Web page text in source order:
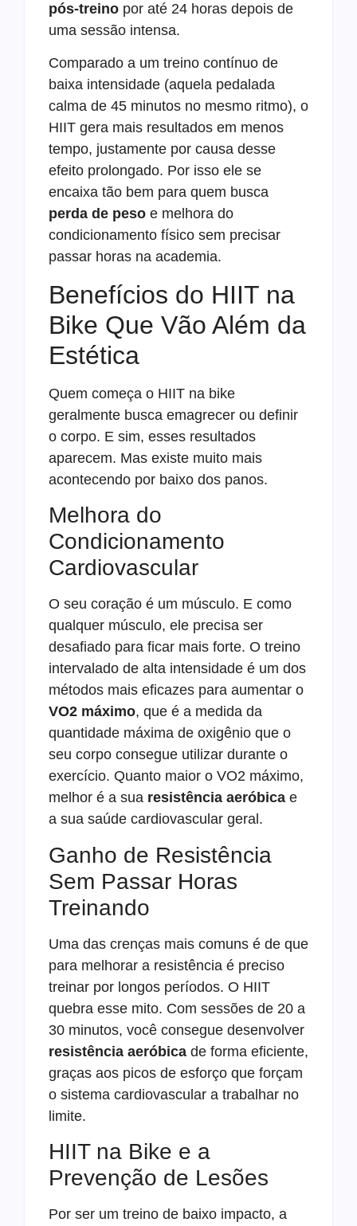
pós-treino por até 24 horas depois de
uma sessão intensa.
Comparado a um treino contínuo de
baixa intensidade (aquela pedalada
calma de 45 minutos no mesmo ritmo), o
HIIT gera mais resultados em menos
tempo, justamente por causa desse
efeito prolongado. Por isso ele se
encaixa tão bem para quem busca
perda de peso e melhora do
condicionamento físico sem precisar
passar horas na academia.
Benefícios do HIIT na
Bike Que Vão Além da
Estética
Quem começa o HIIT na bike
geralmente busca emagrecer ou definir
o corpo. E sim, esses resultados
aparecem. Mas existe muito mais
acontecendo por baixo dos panos.
Melhora do
Condicionamento
Cardiovascular
O seu coração é um músculo. E como
qualquer músculo, ele precisa ser
desafiado para ficar mais forte. O treino
intervalado de alta intensidade é um dos
métodos mais eficazes para aumentar o
VO2 máximo, que é a medida da
quantidade máxima de oxigênio que o
seu corpo consegue utilizar durante o
exercício. Quanto maior o VO2 máximo,
melhor é a sua resistência aeróbica e
a sua saúde cardiovascular geral.
Ganho de Resistência
Sem Passar Horas
Treinando
Uma das crenças mais comuns é de que
para melhorar a resistência é preciso
treinar por longos períodos. O HIIT
quebra esse mito. Com sessões de 20 a
30 minutos, você consegue desenvolver
resistência aeróbica de forma eficiente,
graças aos picos de esforço que forçam
o sistema cardiovascular a trabalhar no
limite.
HIIT na Bike e a
Prevenção de Lesões
Por ser um treino de baixo impacto, a